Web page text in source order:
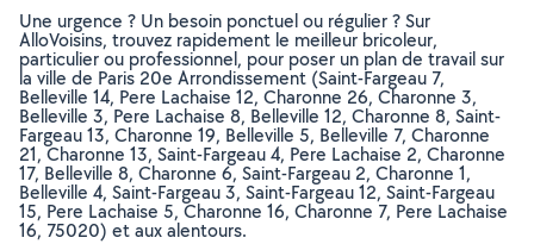
Une urgence ? Un besoin ponctuel ou régulier ? Sur
AlloVoisins, trouvez rapidement le meilleur bricoleur,
particulier ou professionnel, pour poser un plan de travail sur
la ville de Paris 20e Arrondissement (Saint-Fargeau 7,
Belleville 14, Pere Lachaise 12, Charonne 26, Charonne 3,
Belleville 3, Pere Lachaise 8, Belleville 12, Charonne 8, Saint-
Fargeau 13, Charonne 19, Belleville 5, Belleville 7, Charonne
21, Charonne 13, Saint-Fargeau 4, Pere Lachaise 2, Charonne
17, Belleville 8, Charonne 6, Saint-Fargeau 2, Charonne 1,
Belleville 4, Saint-Fargeau 3, Saint-Fargeau 12, Saint-Fargeau
15, Pere Lachaise 5, Charonne 16, Charonne 7, Pere Lachaise
16, 75020) et aux alentours.